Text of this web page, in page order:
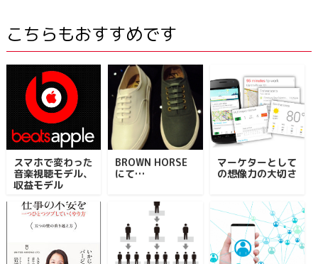
こちらもおすすめです
スマホで変わった
音楽視聴モデル、
収益モデル
BROWN HORSE
にて…
マーケターとして
の想像力の大切さ